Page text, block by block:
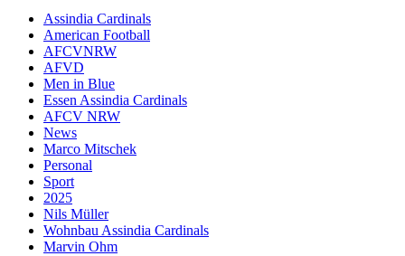
Assindia Cardinals
American Football
AFCVNRW
AFVD
Men in Blue
Essen Assindia Cardinals
AFCV NRW
News
Marco Mitschek
Personal
Sport
2025
Nils Müller
Wohnbau Assindia Cardinals
Marvin Ohm